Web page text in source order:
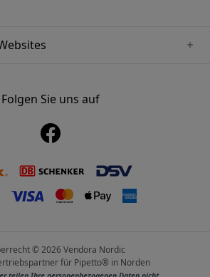
Folgen Sie uns auf
© 2026 Vendora Nordic
für Pipetto® in Norden